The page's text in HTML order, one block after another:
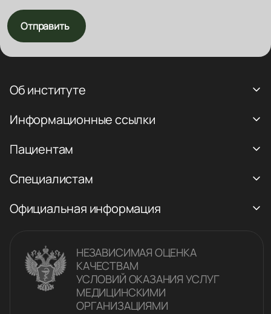
Отправить
Об институте
Информационные ссылки
Пациентам
Специалистам
Официальная информация
НЕЗАВИСИМАЯ ОЦЕНКА
КАЧЕСТВАM
УСЛОВИЙ ОКАЗАНИЯ УСЛУГ
МЕДИЦИНСКИМИ
ОРГАНИЗАЦИЯМИ